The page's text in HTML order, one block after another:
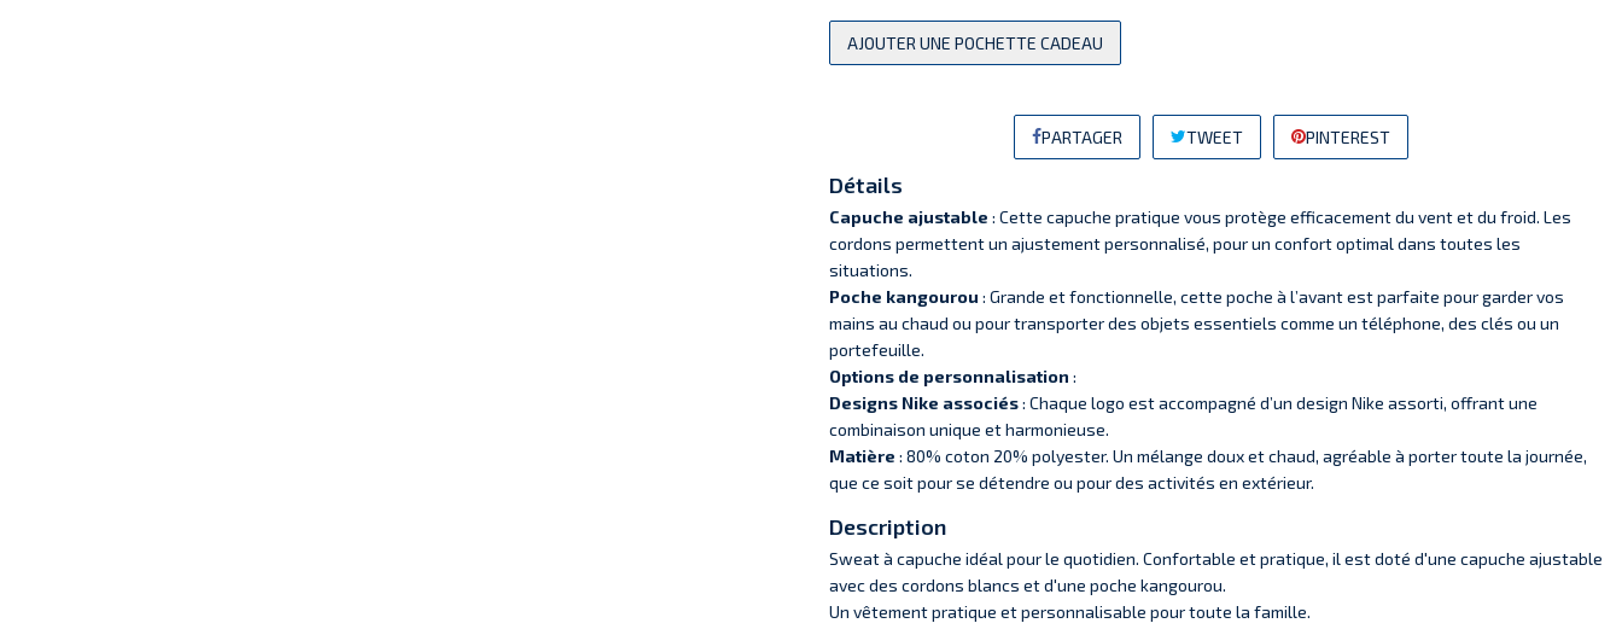
AJOUTER UNE POCHETTE CADEAU
PARTAGER TWEET PINTEREST
Détails
Capuche ajustable : Cette capuche pratique vous protège efficacement du vent et du froid. Les
cordons permettent un ajustement personnalisé, pour un confort optimal dans toutes les
situations.
Poche kangourou : Grande et fonctionnelle, cette poche à l’avant est parfaite pour garder vos
mains au chaud ou pour transporter des objets essentiels comme un téléphone, des clés ou un
portefeuille.
Options de personnalisation :
Designs Nike associés: Chaque logo est accompagné d’un design Nike assorti, offrant une
combinaison unique et harmonieuse.
Matière : 80% coton 20% polyester. Un mélange doux et chaud, agréable à porter toute la journée,
que ce soit pour se détendre ou pour des activités en extérieur.
Description
Sweat à capuche idéal pour le quotidien. Confortable et pratique, il est doté d'une capuche ajustable
avec des cordons blancs et d'une poche kangourou.
Un vêtement pratique et personnalisable pour toute la famille.